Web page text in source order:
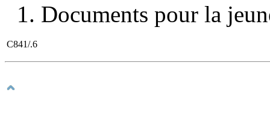
1. Documents pour la
C841/.6